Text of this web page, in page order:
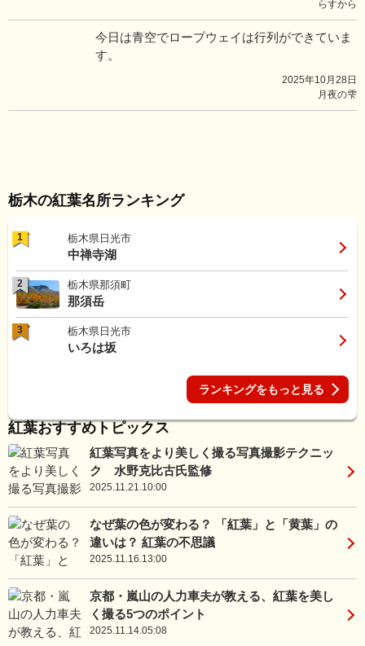
らすから
今日は青空でロープウェイは行列ができていま
す。
2025年10月28日
月夜の雫
栃木の紅葉名所ランキング
1 栃木県日光市
中禅寺湖
2 栃木県那須町
那須岳
3 栃木県日光市
いろは坂
ランキングをもっと見る
紅葉おすすめトピックス
紅葉写真をより美しく撮る写真撮影テクニッ
ク 水野克比古氏監修
2025.11.21.10:00
なぜ葉の色が変わる？ 「紅葉」と「黄葉」の
違いは？ 紅葉の不思議
2025.11.16.13:00
京都・嵐山の人力車夫が教える、紅葉を美し
く撮る5つのポイント
2025.11.14.05:08